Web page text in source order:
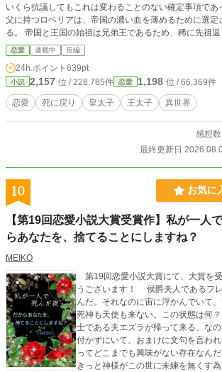
いくら抗議してもこれは変わることのない確定事項であった。 隣国の
父に持つロベリアは、帝国の濃い血を薄めるために選定
る。 帝国と王国の始祖は兄弟王であるため、稀に先祖
つ者が王族として生まれる。 それがロベリアであった。 その後、空いた皇后の
座を埋めたのはユリウスが密かに逢瀬を繰り返していた
あった。 突如皇妃の座を宛てがわれたロベリアは婚約破
ことは許されず、刺客に刺され命を落とす。 ・初投稿です。 ・誤字脱字多いで
す。すみません。 ・書き溜めてない、学業優先息抜きで
マイペース更新。 ・無理がある設定盛りまくりです。
恋愛 連載中 長編
24h.ポイント 639pt
小説 2,157 位 / 228,785件 恋愛 1,198 位 / 66,369件
恋愛 死に戻り 皇太子 王太子 異世界
感想
最終更新日
10 お気に
【第19回恋愛小説大賞受賞作】私が一人
らあなたを、捨てることにしますね？
MEIKO
第19回恋愛小説大賞にて、大賞を
うございます！ 侯爵夫人であるフ
んだ。それなのに宙に浮かんでいて
死神も天使も来ない。この状態は何
士である夫エズラが帰って来る。な
付かずにいて、おまけに文句を言わ
ってどこまでも興味がない存在なん
きっと神様がこの世に未練を無くす